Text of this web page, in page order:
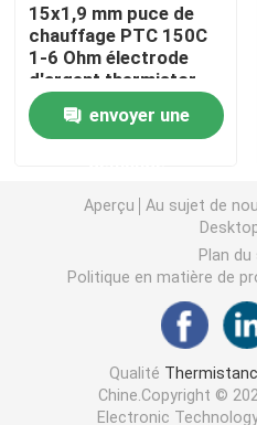
Thermistors NTC
Thermistance de SMD NTC
Le thermistore NTC de
Capteur de température
Varistance CMS
15x1,9 mm puce de
chauffage PTC 150C
1-6 Ohm électrode
d'argent thermistor
envoyer une
Aperçu Au sujet de
Plan du
Politique en matière de
Qualité
Chine.Copyright ©
Electronic